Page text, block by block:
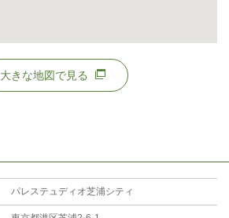
大きな地図で見る
パレステュディオ芝浦シティ